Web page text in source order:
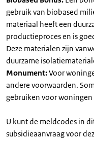
gebruik van biobased
materiaal heeft een
productieproces en is
Deze materialen zijn
duurzame
Monument:Voor
andere voorwaarden.
gebruiken voor
U kunt de meldcodes in
subsidieaanvraag voor